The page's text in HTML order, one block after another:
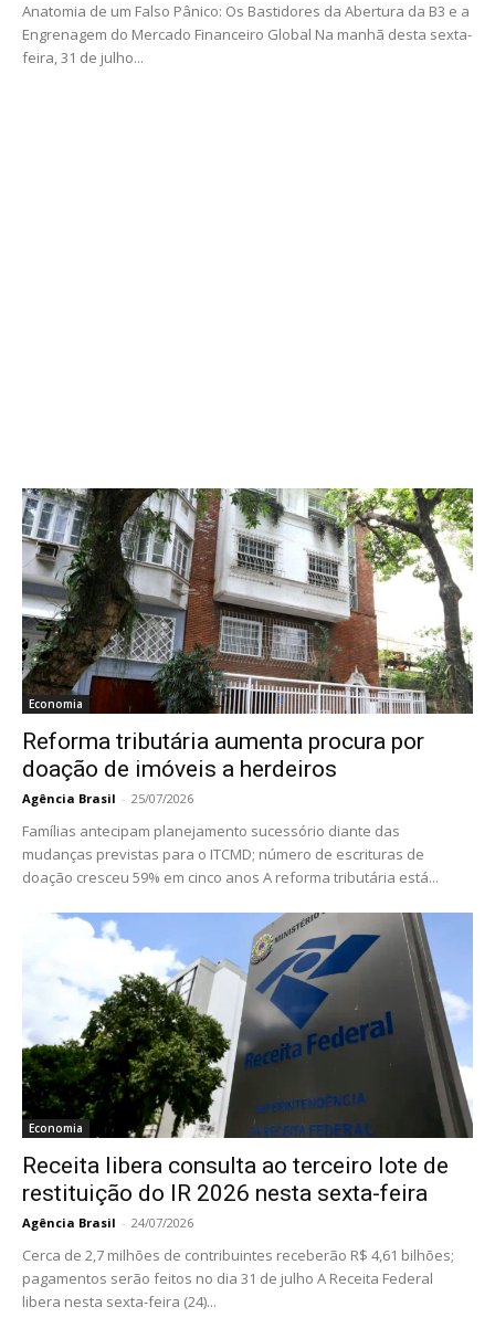
Anatomia de um Falso Pânico: Os Bastidores da Abertura da B3 e a
Engrenagem do Mercado Financeiro Global Na manhã desta sexta-
feira, 31 de julho...
Economia
Reforma tributária aumenta procura por
doação de imóveis a herdeiros
Agência Brasil - 25/07/2026
Famílias antecipam planejamento sucessório diante das
mudanças previstas para o ITCMD; número de escrituras de
doação cresceu 59% em cinco anos A reforma tributária está...
Economia
Receita libera consulta ao terceiro lote de
restituição do IR 2026 nesta sexta-feira
Agência Brasil - 24/07/2026
Cerca de 2,7 milhões de contribuintes receberão R$ 4,61 bilhões;
pagamentos serão feitos no dia 31 de julho A Receita Federal
libera nesta sexta-feira (24)...